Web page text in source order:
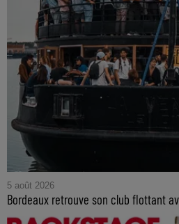
5 août 2026
Bordeaux retrouve son club flottant